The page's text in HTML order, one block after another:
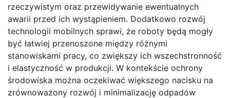
rzeczywistym oraz przewidywanie ewentualnych
awarii przed ich wystąpieniem. Dodatkowo rozwój
technologii mobilnych sprawi, że roboty będą mogły
być łatwiej przenoszone między różnymi
stanowiskami pracy, co zwiększy ich wszechstronność
i elastyczność w produkcji. W kontekście ochrony
środowiska można oczekiwać większego nacisku na
zrównoważony rozwój i minimalizację odpadów